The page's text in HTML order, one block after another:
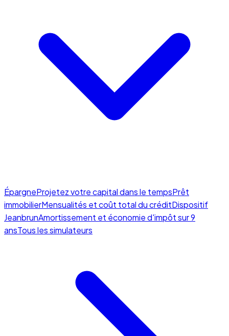
ÉpargneProjetez votre capital dans le tempsPrêt
immobilierMensualités et coût total du créditDispositif
JeanbrunAmortissement et économie d'impôt sur 9
ansTous les simulateurs